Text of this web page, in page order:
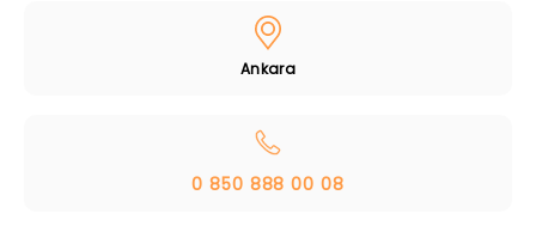
Ankara
0 850 888 00 08